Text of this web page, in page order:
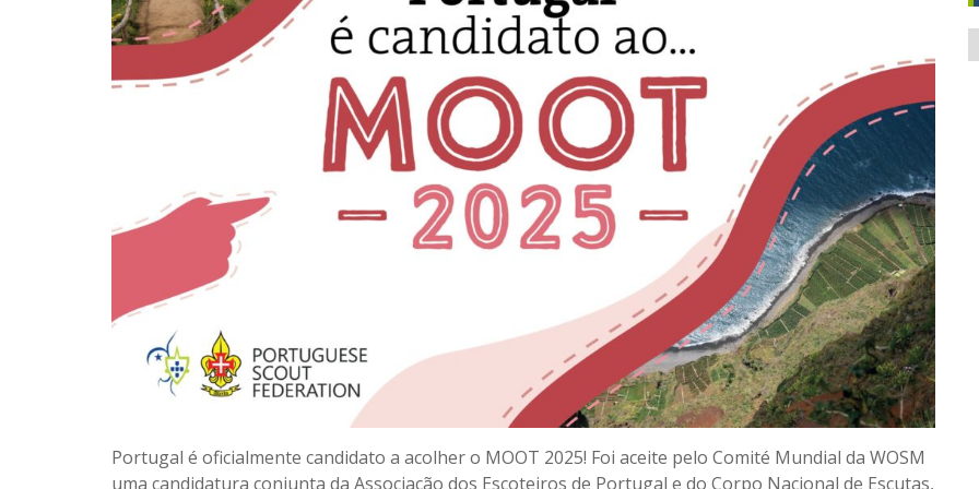
Portugal é oficialmente candidato a acolher o MOOT 2025! Foi aceite pelo Comité Mundial da WOSM
uma candidatura conjunta da Associação dos Escoteiros de Portugal e do Corpo Nacional de Escutas,